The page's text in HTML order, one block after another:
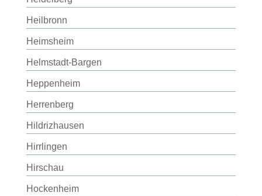
Heilbronn
Heimsheim
Helmstadt-Bargen
Heppenheim
Herrenberg
Hildrizhausen
Hirrlingen
Hirschau
Hockenheim